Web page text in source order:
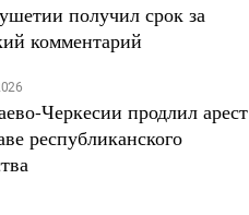
получил срок за
комментарий
Черкесии продлил арест
республиканского